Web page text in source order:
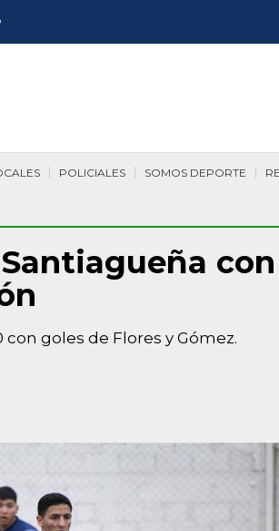
SOMOS DEPORTE
POLICIALES
goles de Flores y Gómez.